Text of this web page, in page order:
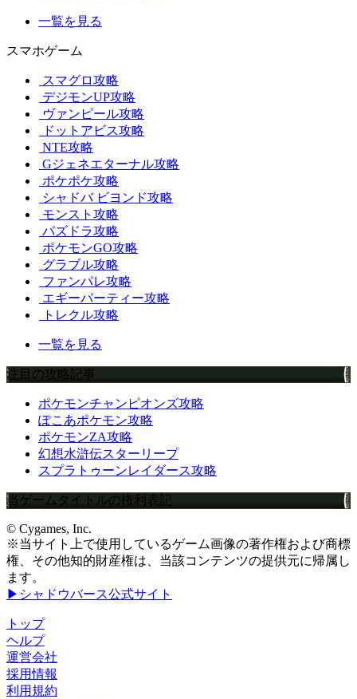
一覧を見る
スマホゲーム
スマグロ攻略
デジモンUP攻略
ヴァンピール攻略
ドットアビス攻略
NTE攻略
Gジェネエターナル攻略
ポケポケ攻略
シャドバ ビヨンド攻略
モンスト攻略
パズドラ攻略
ポケモンGO攻略
グラブル攻略
ファンパレ攻略
エギーパーティー攻略
トレクル攻略
一覧を見る
注目の攻略記事
ポケモンチャンピオンズ攻略
ぽこあポケモン攻略
ポケモンZA攻略
幻想水滸伝スターリープ
スプラトゥーンレイダース攻略
当ゲームタイトルの権利表記
© Cygames, Inc.
※当サイト上で使用しているゲーム画像の著作権および商標
権、その他知的財産権は、当該コンテンツの提供元に帰属し
ます。
▶シャドウバース公式サイト
トップ
ヘルプ
運営会社
採用情報
利用規約